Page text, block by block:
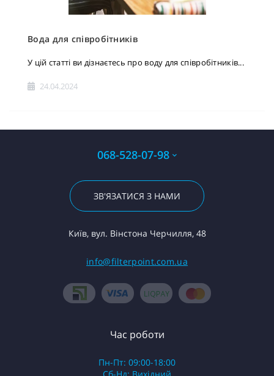
Вода для співробітників
У цій статті ви дізнаєтесь про воду для співробітників...
24.04.2024
068-528-07-98
ЗВ'ЯЗАТИСЯ З НАМИ
Київ, вул. Вінстона Черчилля, 48
info@filterpoint.com.ua
Час роботи
Пн-Пт: 09:00-18:00